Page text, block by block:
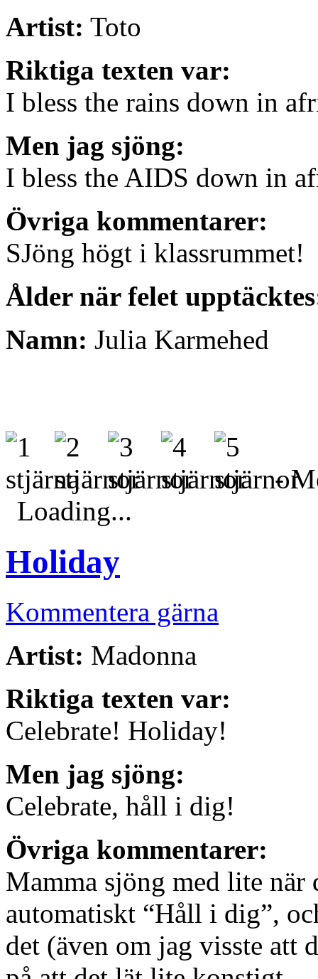
Artist: Toto
Riktiga texten var:
I bless the rains down in
Men jag sjöng:
I bless the AIDS down in
Övriga kommentarer:
SJöng högt i klassrummet!
Ålder när felet
Namn: Julia Karmehed
-
Loading...
Holiday
Kommentera gärna
Artist: Madonna
Riktiga texten var:
Celebrate! Holiday!
Men jag sjöng:
Celebrate, håll i dig!
Övriga kommentarer:
Mamma sjöng med lite när
automatiskt “Håll i dig”,
det (även om jag visste att